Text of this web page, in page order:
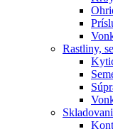
Rastliny,